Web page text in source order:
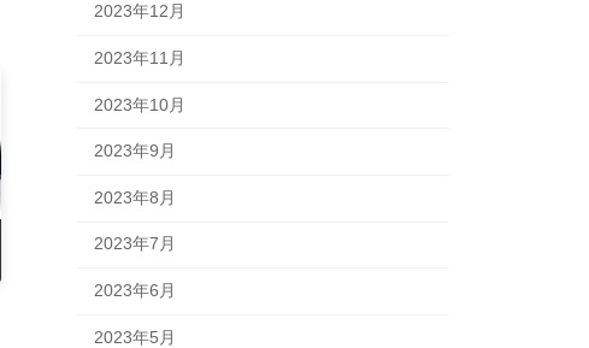
2023年12月
2023年11月
2023年10月
2023年9月
2023年8月
2023年7月
2023年6月
2023年5月